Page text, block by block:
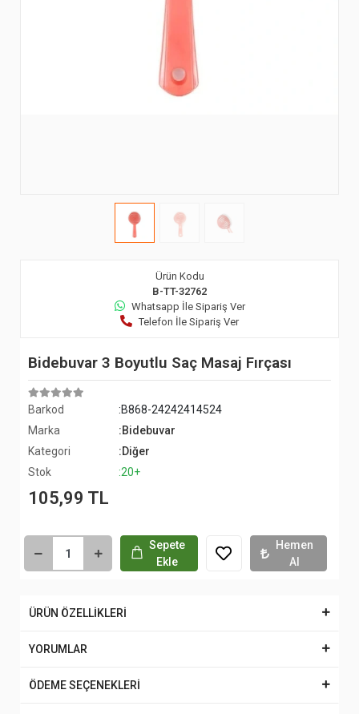
Ürün Kodu
B-TT-32762
Whatsapp İle Sipariş Ver
Telefon İle Sipariş Ver
Bidebuvar 3 Boyutlu Saç Masaj Fırçası
Barkod
:B868-24242414524
Marka
:Bidebuvar
Kategori
:Diğer
Stok
:20+
105,99 TL
Sepete
Ekle
Hemen
Al
ÜRÜN ÖZELLİKLERİ
YORUMLAR
ÖDEME SEÇENEKLERİ